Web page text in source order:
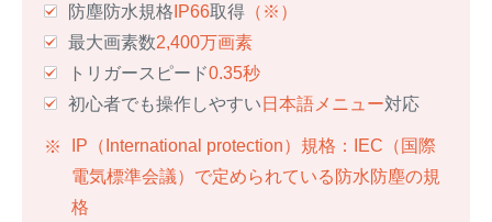
防塵防水規格 IP66取得 （※）
最大画素数2,400万画素
トリガースピード0.35秒
初心者でも操作しやすい 日本語メニュー対応
IP（International protection）規格：IEC（国際
電気標準会議）で定められている防水防塵の規
格